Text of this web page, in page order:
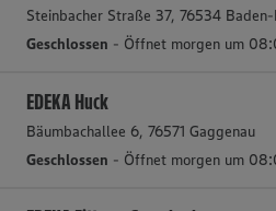
Steinbacher Straße 37, 76534
Geschlossen - Öffnet morgen um
EDEKA Huck
Bäumbachallee 6, 76571 Gaggenau
Geschlossen - Öffnet morgen um